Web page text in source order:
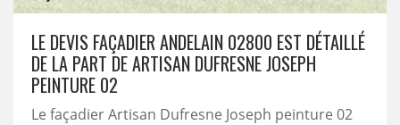
LE DEVIS FAÇADIER ANDELAIN 02800 EST DÉTAILLÉ
DE LA PART DE ARTISAN DUFRESNE JOSEPH
PEINTURE 02
Le façadier Artisan Dufresne Joseph peinture 02